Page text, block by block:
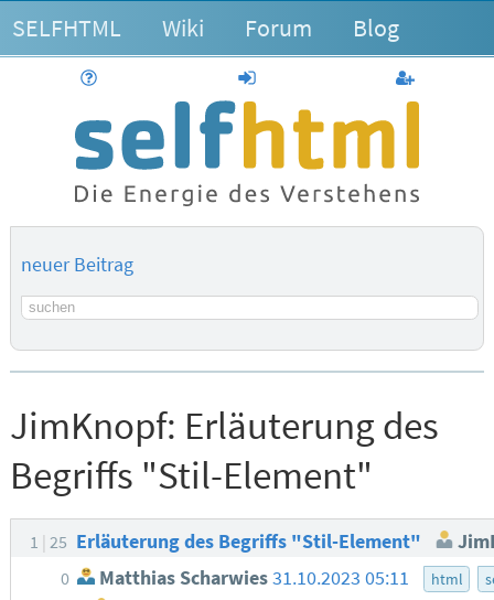
SELFHTML Wiki Forum Blog
anmelden
neuer Beitrag
Suchbegriff
JimKnopf: Erläuterung des
Begriffs "Stil-Element"
1 25 Erläuterung des Begriffs "Stil-Element"
0 Matthias Scharwies31.10.2023 05:11 html